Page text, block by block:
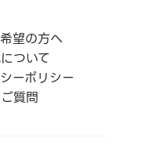
望の方へ
ついて
ーポリシー
質問